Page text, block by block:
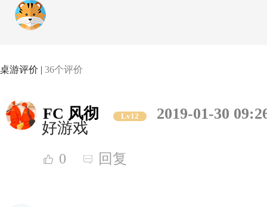
桌游评价 | 36个评价
FC 风彻 Lv12
2019-01-30
好游戏
0 回复